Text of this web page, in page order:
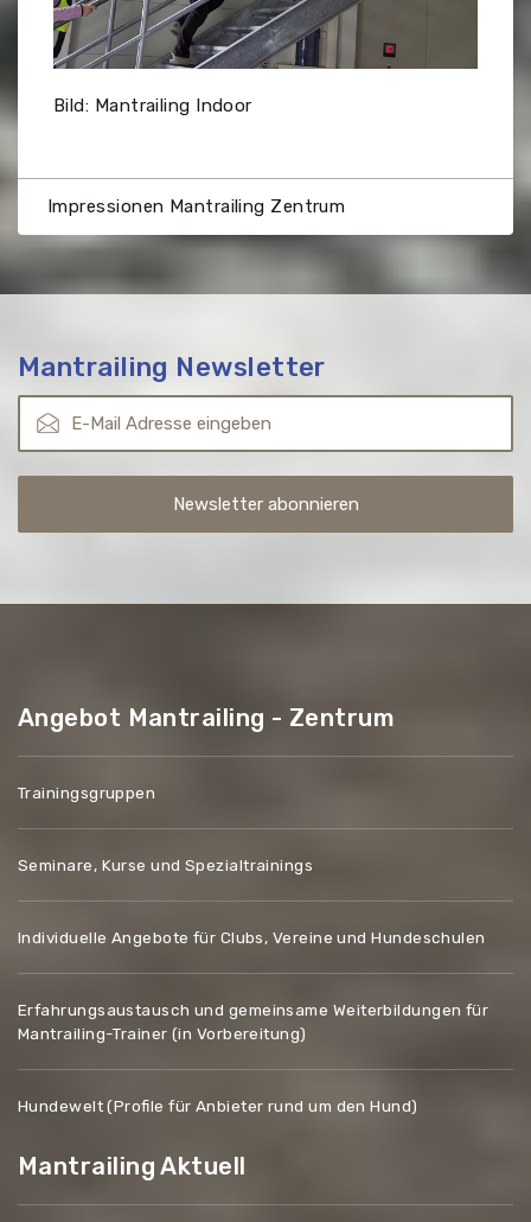
Bild: Mantrailing Indoor
Impressionen Mantrailing Zentrum
Mantrailing Newsletter
Angebot Mantrailing - Zentrum
Trainingsgruppen
Seminare, Kurse und Spezialtrainings
Individuelle Angebote für Clubs, Vereine und Hundeschulen
Erfahrungsaustausch und gemeinsame Weiterbildungen für
Mantrailing-Trainer (in Vorbereitung)
Hundewelt (Profile für Anbieter rund um den Hund)
Mantrailing Aktuell